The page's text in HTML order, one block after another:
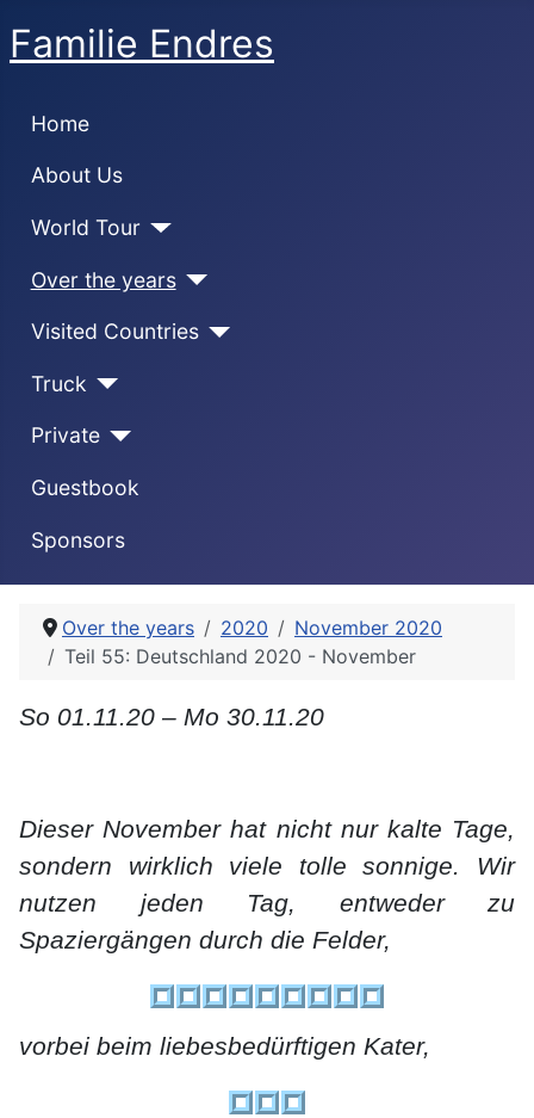
Familie Endres
Home
About Us
World Tour
Over the years
Visited Countries
Truck
Private
Guestbook
Sponsors
Over the years 2020
November 2020
Teil 55: Deutschland 2020 - November
So 01.11.20 – Mo 30.11.20
Dieser November hat nicht nur kalte Tage,
sondern wirklich viele tolle sonnige. Wir
nutzen jeden Tag, entweder zu
Spaziergängen durch die Felder,
vorbei beim liebesbedürftigen Kater,